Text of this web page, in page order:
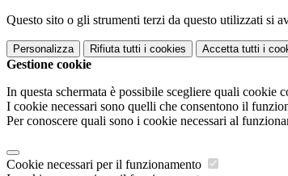
Questo sito o gli strumenti terzi da questo utilizzati si
Personalizza Rifiuta tutti i cookies Accetta tutti i
Gestione cookie
In questa schermata è possibile scegliere quali cookie
I cookie necessari sono quelli che consentono il
Per conoscere quali sono i cookie necessari al
Cookie necessari per il funzionamento